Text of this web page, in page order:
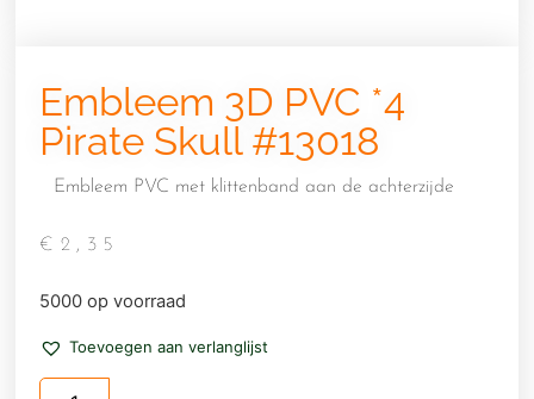
Embleem 3D PVC *4
Pirate Skull #13018
Embleem PVC met klittenband aan de achterzijde
€ 2,35
5000 op voorraad
Toevoegen aan verlanglijst